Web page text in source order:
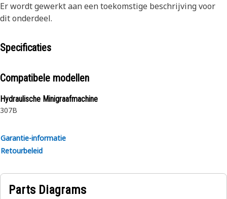
Er wordt gewerkt aan een toekomstige beschrijving voor
dit onderdeel.
Specificaties
Compatibele modellen
Hydraulische Minigraafmachine
307B
Garantie-informatie
Retourbeleid
Parts Diagrams